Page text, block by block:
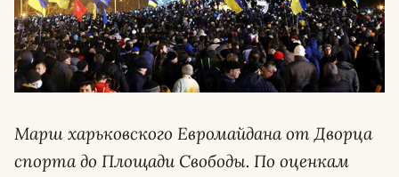
Марш харьковского Евромайдана от Дворца
спорта до Площади Свободы. По оценкам